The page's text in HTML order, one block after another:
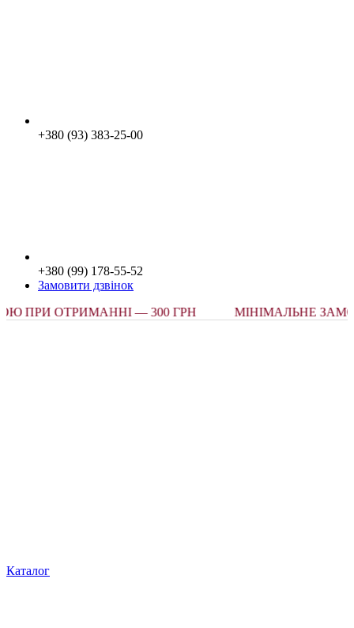
+380 (93) 383-25-00
+380 (99) 178-55-52
Замовити дзвінок
ОТРИМАННІ — 300 ГРН
МІНІМАЛЬНЕ
Каталог